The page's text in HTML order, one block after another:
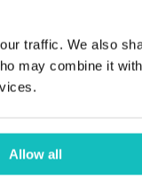
traffic. We also
may combine it with
Allow all
zarządzanie
zgodność